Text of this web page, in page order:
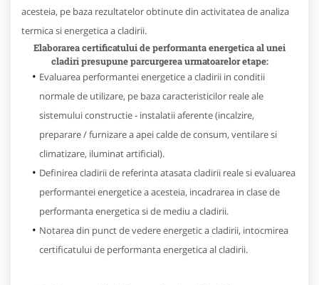
acesteia, pe baza rezultatelor obtinute din activitatea de analiza
termica si energetica a cladirii.
Elaborarea certificatului de performanta energetica al unei
cladiri presupune parcurgerea urmatoarelor etape:
Evaluarea performantei energetice a cladirii in conditii
normale de utilizare, pe baza caracteristicilor reale ale
sistemului constructie - instalatii aferente (incalzire,
preparare / furnizare a apei calde de consum, ventilare si
climatizare, iluminat artificial).
Definirea cladirii de referinta atasata cladirii reale si evaluarea
performantei energetice a acesteia, incadrarea in clase de
performanta energetica si de mediu a cladirii.
Notarea din punct de vedere energetic a cladirii, intocmirea
certificatului de performanta energetica al cladirii.